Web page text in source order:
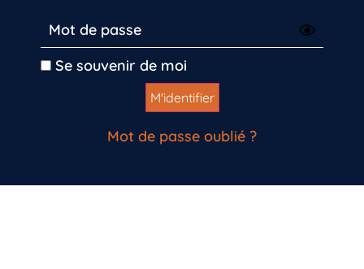
Se souvenir de moi
Mot de passe oublié ?